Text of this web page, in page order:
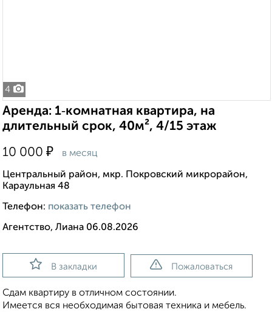
4
Аренда: 1‑комнатная квартира, на
длительный срок, 40м², 4/15 этаж
10 000 ₽ в месяц
Центральный район, мкр. Покровский микрорайон,
Караульная 48
Телефон: показать телефон
Агентство, Лиана 06.08.2026
В закладки Пожаловаться
Сдам квартиру в отличном состоянии.
Имеется вся необходимая бытовая техника и мебель.